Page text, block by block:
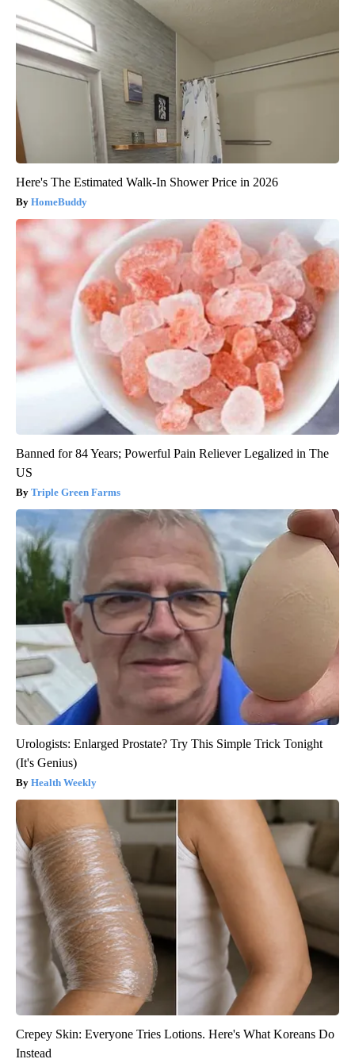
Here's The Estimated Walk-In Shower Price in 2026
HomeBuddy
Banned for 84 Years; Powerful Pain Reliever Legalized in The
US
Triple Green Farms
Urologists: Enlarged Prostate? Try This Simple Trick Tonight
(It's Genius)
Health Weekly
Crepey Skin: Everyone Tries Lotions. Here's What Koreans Do
Instead